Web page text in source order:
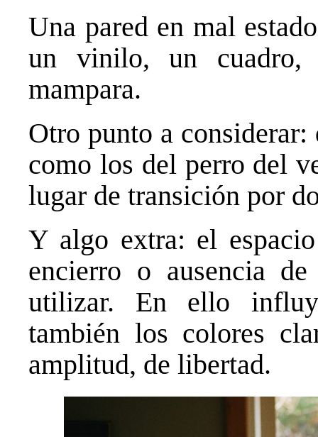
Una pared en mal
un vinilo, un cuadro,
mampara.
Otro punto a
como los del perro del
lugar de transición por
Y algo extra: el
encierro o ausencia
utilizar. En ello
también los colores
amplitud, de libertad.